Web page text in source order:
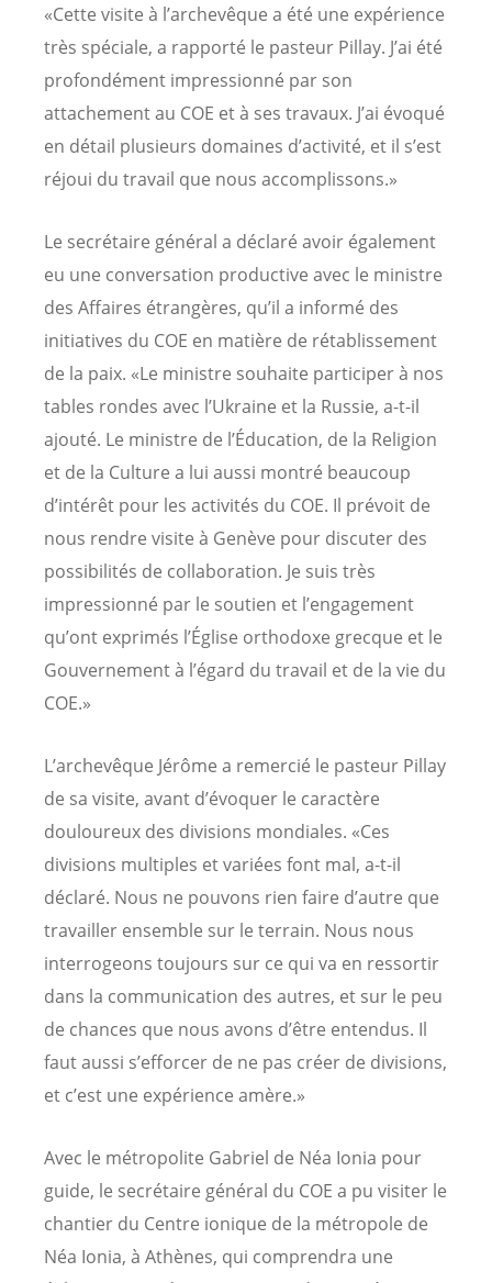
«Cette visite à l’archevêque a été une expérience
très spéciale, a rapporté le pasteur Pillay. J’ai été
profondément impressionné par son
attachement au COE et à ses travaux. J’ai évoqué
en détail plusieurs domaines d’activité, et il s’est
réjoui du travail que nous accomplissons.»
Le secrétaire général a déclaré avoir également
eu une conversation productive avec le ministre
des Affaires étrangères, qu’il a informé des
initiatives du COE en matière de rétablissement
de la paix. «Le ministre souhaite participer à nos
tables rondes avec l’Ukraine et la Russie, a-t-il
ajouté. Le ministre de l’Éducation, de la Religion
et de la Culture a lui aussi montré beaucoup
d’intérêt pour les activités du COE. Il prévoit de
nous rendre visite à Genève pour discuter des
possibilités de collaboration. Je suis très
impressionné par le soutien et l’engagement
qu’ont exprimés l’Église orthodoxe grecque et le
Gouvernement à l’égard du travail et de la vie du
COE.»
L’archevêque Jérôme a remercié le pasteur Pillay
de sa visite, avant d’évoquer le caractère
douloureux des divisions mondiales. «Ces
divisions multiples et variées font mal, a-t-il
déclaré. Nous ne pouvons rien faire d’autre que
travailler ensemble sur le terrain. Nous nous
interrogeons toujours sur ce qui va en ressortir
dans la communication des autres, et sur le peu
de chances que nous avons d’être entendus. Il
faut aussi s’efforcer de ne pas créer de divisions,
et c’est une expérience amère.»
Avec le métropolite Gabriel de Néa Ionia pour
guide, le secrétaire général du COE a pu visiter le
chantier du Centre ionique de la métropole de
Néa Ionia, à Athènes, qui comprendra une